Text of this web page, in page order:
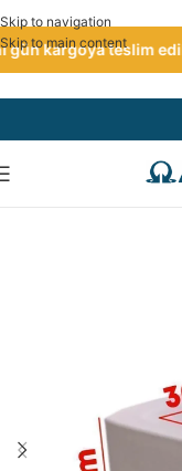
Skip to navigation
Skip to main content
kargoya teslim edilir.